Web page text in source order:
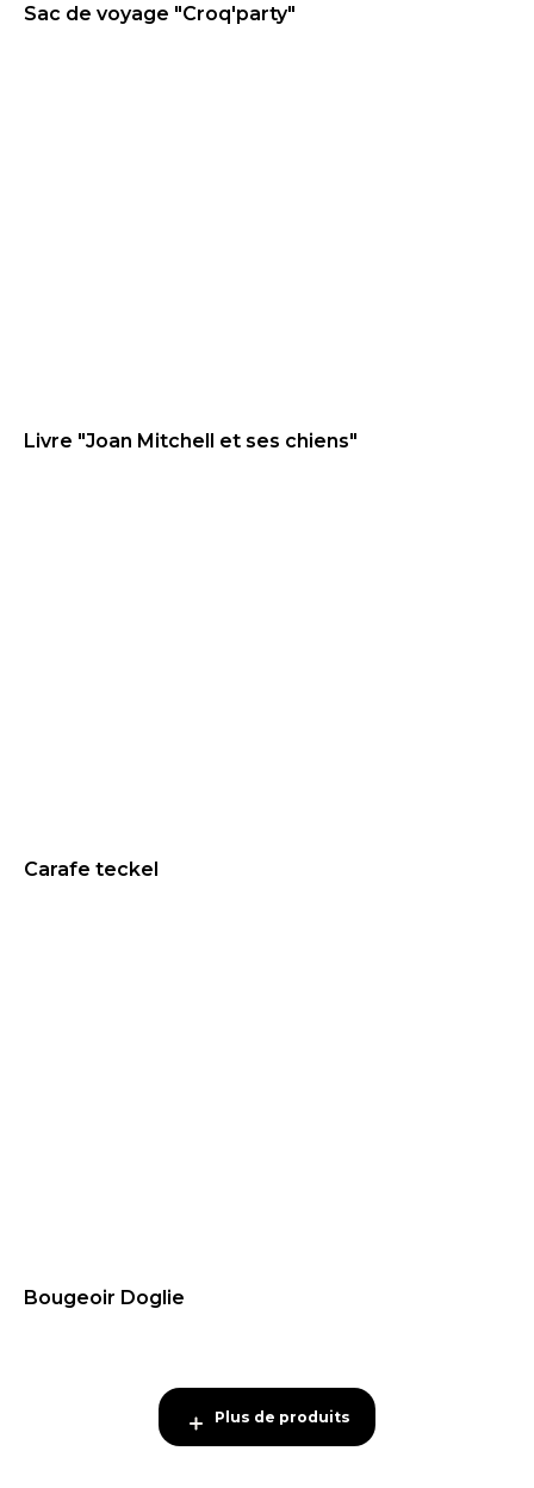
58€
Sac de voyage "Croq'party"
24 €
Livre "Joan Mitchell et ses chiens"
69€
Carafe teckel
59.95€
Bougeoir Doglie
Plus de produits
Plus de produits